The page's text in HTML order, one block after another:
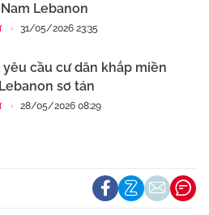
Lebanon
31/05/2026 23:35
yêu cầu cư dân khắp miền
sơ tán
28/05/2026 08:29